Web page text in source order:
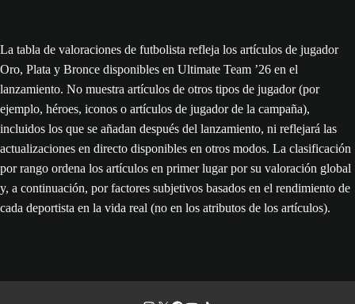
La tabla de valoraciones de futbolista refleja los artículos de jugador
Oro, Plata y Bronce disponibles en Ultimate Team ’26 en el
lanzamiento. No muestra artículos de otros tipos de jugador (por
ejemplo, héroes, iconos o artículos de jugador de la campaña),
incluidos los que se añadan después del lanzamiento, ni reflejará las
actualizaciones en directo disponibles en otros modos. La clasificación
por rango ordena los artículos en primer lugar por su valoración global
y, a continuación, por factores subjetivos basados en el rendimiento de
cada deportista en la vida real (no en los atributos de los artículos).